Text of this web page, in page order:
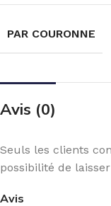
PAR COURONNE
Avis (0)
Avis
Seuls les clients
possibilité de